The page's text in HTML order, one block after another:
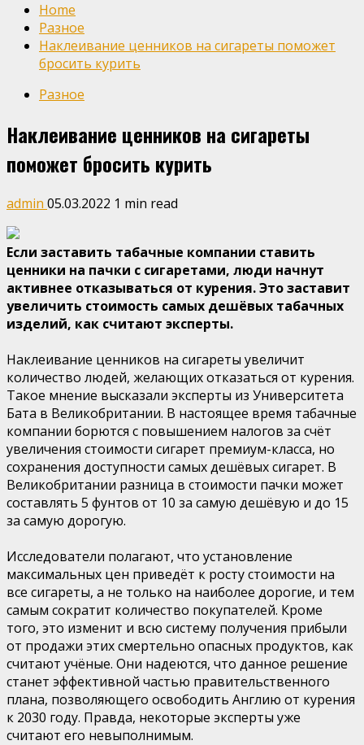
Home
Разное
Наклеивание ценников на сигареты поможет
бросить курить
Разное
Наклеивание ценников на сигареты
поможет бросить курить
admin 05.03.2022 1 min read
Если заставить табачные компании ставить
ценники на пачки с сигаретами, люди начнут
активнее отказываться от курения. Это заставит
увеличить стоимость самых дешёвых табачных
изделий, как считают эксперты.
Наклеивание ценников на сигареты увеличит
количество людей, желающих отказаться от курения.
Такое мнение высказали эксперты из Университета
Бата в Великобритании. В настоящее время табачные
компании борются с повышением налогов за счёт
увеличения стоимости сигарет премиум-класса, но
сохранения доступности самых дешёвых сигарет. В
Великобритании разница в стоимости пачки может
составлять 5 фунтов от 10 за самую дешёвую и до 15
за самую дорогую.
Исследователи полагают, что установление
максимальных цен приведёт к росту стоимости на
все сигареты, а не только на наиболее дорогие, и тем
самым сократит количество покупателей. Кроме
того, это изменит и всю систему получения прибыли
от продажи этих смертельно опасных продуктов, как
считают учёные. Они надеются, что данное решение
станет эффективной частью правительственного
плана, позволяющего освободить Англию от курения
к 2030 году. Правда, некоторые эксперты уже
считают его невыполнимым.